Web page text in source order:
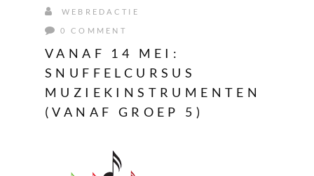
WEBREDACTIE
0 COMMENT
VANAF 14 MEI:
SNUFFELCURSUS
MUZIEKINSTRUMENTEN
(VANAF GROEP 5)